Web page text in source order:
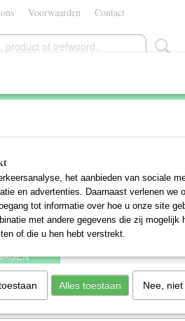
Voorwaarden Contact
9 Heren
Levertijd Neem contact met ons op
Aantal
het aanbieden van sociale
en advertenties. Daarnaast verlenen we
tot informatie over hoe u onze site
met andere gegevens die zij mogelijk
of die u hen hebt verstrekt.
Alles toestaan Nee,